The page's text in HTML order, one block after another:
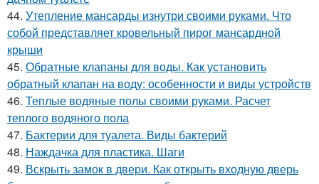
44. Утепление мансарды изнутри своими руками. Что
собой представляет кровельный пирог мансардной
крыши
45. Обратные клапаны для воды. Как установить
обратный клапан на воду: особенности и виды устройств
46. Теплые водяные полы своими руками. Расчет
теплого водяного пола
47. Бактерии для туалета. Виды бактерий
48. Наждачка для пластика. Шаги
49. Вскрыть замок в двери. Как открыть входную дверь